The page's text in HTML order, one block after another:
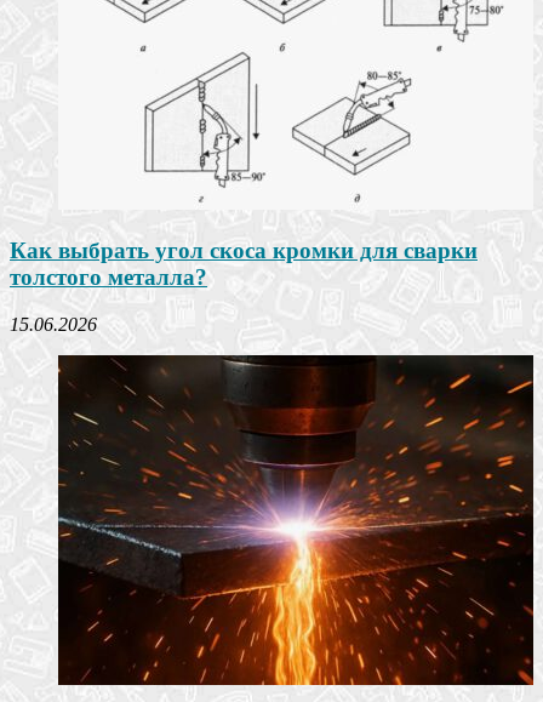
Как выбрать угол скоса кромки для сварки
толстого металла?
15.06.2026